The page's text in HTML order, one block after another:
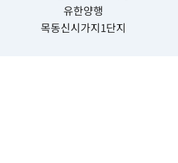
유한양행
목동신시가지1단지